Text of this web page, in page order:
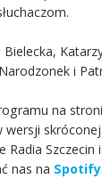
i
na
wersji
Radia Szczecin
nas na Spotify